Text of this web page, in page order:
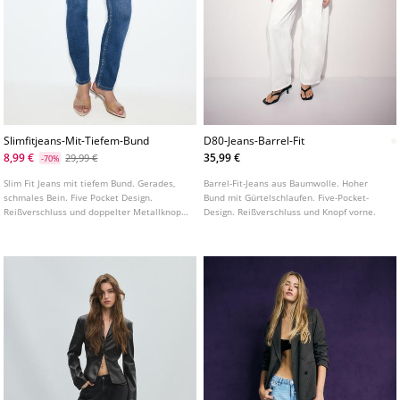
Slimfitjeans-Mit-Tiefem-Bund
8,99 €
-70% 29,99 €
Slim Fit Jeans mit tiefem Bund. Gerades,
schmales Bein. Five Pocket Design.
Reißverschluss und doppelter Metallknopf
D80-Jeans-Barrel-Fit
35,99 €
Barrel-Fit-Jeans aus Baumwolle. Hoher
Bund mit Gürtelschlaufen. Five-Pocket-
Design. Reißverschluss und Knopf vorne.